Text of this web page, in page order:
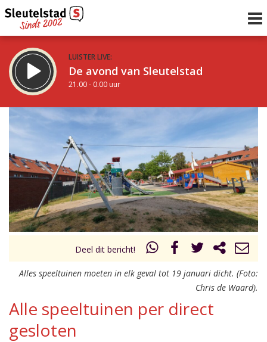
LUISTER LIVE:
De avond van Sleutelstad
21.00 - 0.00 uur
De nacht van Sleutelstad
uur 1 van 0 Volgend uur
Inklappen
Deel dit bericht!
Alles speeltuinen moeten in elk geval tot 19 januari dicht. (Foto:
Chris de Waard).
Alle speeltuinen per direct
gesloten